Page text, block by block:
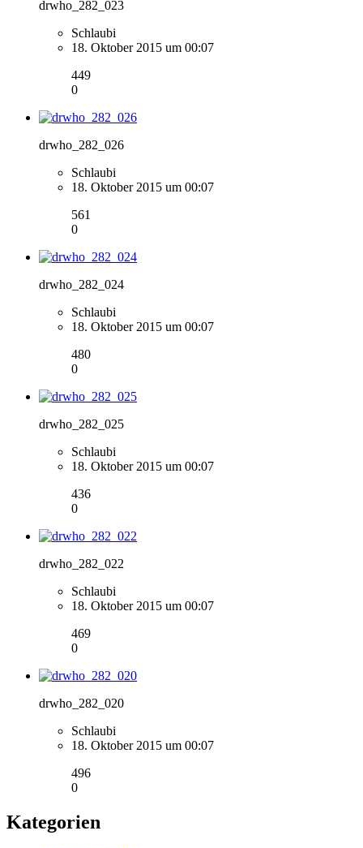
drwho_282_023
Schlaubi
18. Oktober 2015 um 00:07
449
0
drwho_282_026
Schlaubi
18. Oktober 2015 um 00:07
561
0
drwho_282_024
Schlaubi
18. Oktober 2015 um 00:07
480
0
drwho_282_025
Schlaubi
18. Oktober 2015 um 00:07
436
0
drwho_282_022
Schlaubi
18. Oktober 2015 um 00:07
469
0
drwho_282_020
Schlaubi
18. Oktober 2015 um 00:07
496
0
Kategorien